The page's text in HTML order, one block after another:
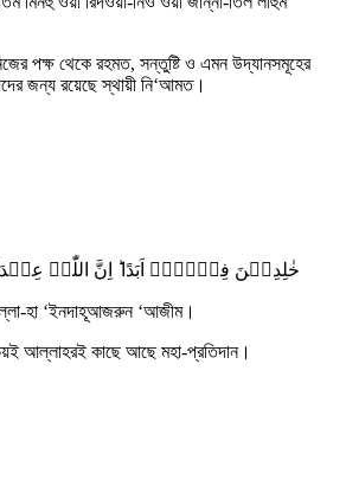
পক্ষ থেকে রহমত, সন্তুষ্টি ও এমন উদ্যানসমূহের
জন্য রয়েছে স্থায়ী নি‘আমত।
خٰلِدِیۡنَ فِیۡہَاۤ اَبَدًا ؕ اِنَّ اللّٰہَ
হা ‘ইনদাহূআজরুন ‘আজীম।
আল্লাহরই কাছে আছে মহা-প্রতিদান।